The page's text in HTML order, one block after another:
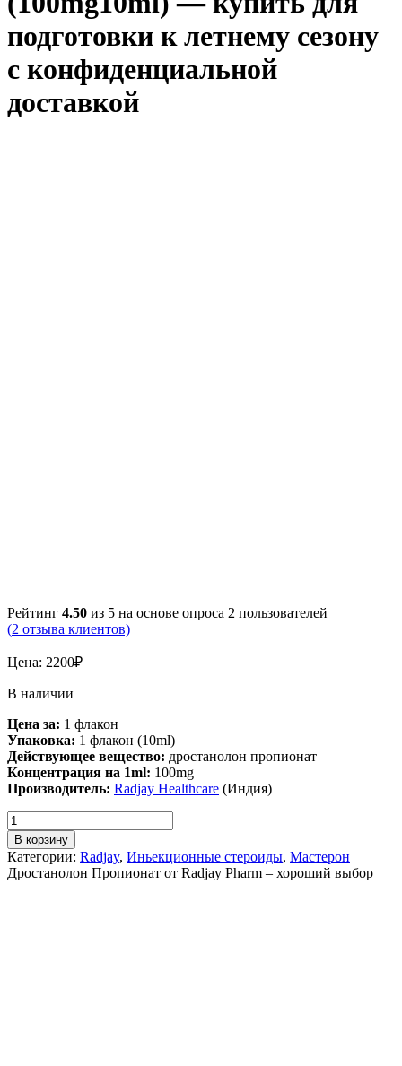
подготовки к летнему сезону
с конфиденциальной
доставкой
Рейтинг 4.50 из 5 на основе опроса 2 пользователей
(2 отзыва клиентов)
Цена: 2200₽
В наличии
Цена за: 1 флакон
Упаковка: 1 флакон (10ml)
Действующее вещество: дростанолон пропионат
Концентрация на 1ml: 100mg
Производитель: Radjay Healthcare (Индия)
В корзину
Категории: Radjay, Иньекционные стероиды, Мастерон
Дростанолон Пропионат от Radjay Pharm – хороший выбор